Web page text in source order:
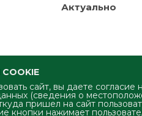
Актуально
сайт, вы даете согласие
(сведения о
пришел на сайт
кнопки нажимает